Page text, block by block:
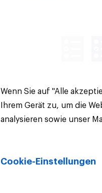
Wenn Sie auf "Alle
Ihrem Gerät zu, um die
analysieren sowie unser
Cookie-Einstellungen